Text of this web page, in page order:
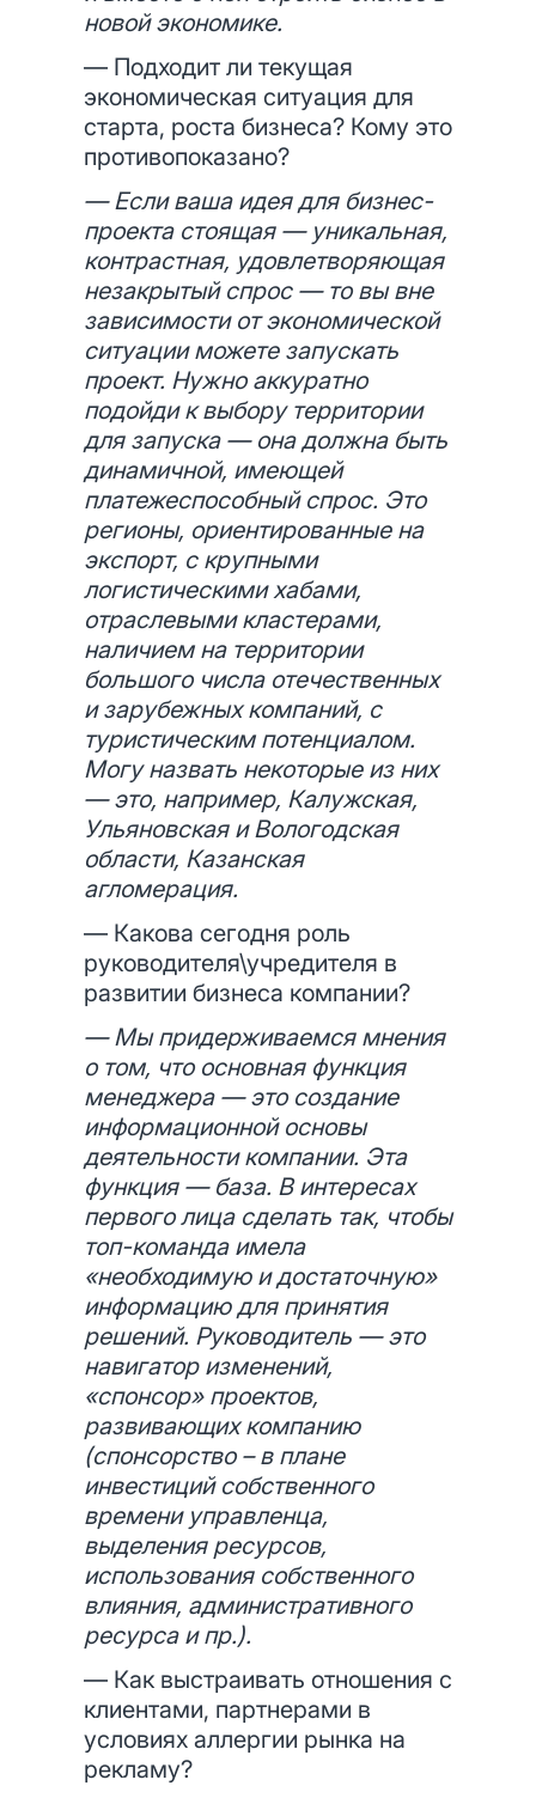
новой экономике.
— Подходит ли текущая
экономическая ситуация для
старта, роста бизнеса? Кому это
противопоказано?
— Если ваша идея для бизнес-
проекта стоящая — уникальная,
контрастная, удовлетворяющая
незакрытый спрос — то вы вне
зависимости от экономической
ситуации можете запускать
проект. Нужно аккуратно
подойди к выбору территории
для запуска — она должна быть
динамичной, имеющей
платежеспособный спрос. Это
регионы, ориентированные на
экспорт, с крупными
логистическими хабами,
отраслевыми кластерами,
наличием на территории
большого числа отечественных
и зарубежных компаний, с
туристическим потенциалом.
Могу назвать некоторые из них
— это, например, Калужская,
Ульяновская и Вологодская
области, Казанская
агломерация.
— Какова сегодня роль
руководителя\учредителя в
развитии бизнеса компании?
— Мы придерживаемся мнения
о том, что основная функция
менеджера — это создание
информационной основы
деятельности компании. Эта
функция — база. В интересах
первого лица сделать так, чтобы
топ-команда имела
«необходимую и достаточную»
информацию для принятия
решений. Руководитель — это
навигатор изменений,
«спонсор» проектов,
развивающих компанию
(спонсорство – в плане
инвестиций собственного
времени управленца,
выделения ресурсов,
использования собственного
влияния, административного
ресурса и пр.).
— Как выстраивать отношения с
клиентами, партнерами в
условиях аллергии рынка на
рекламу?